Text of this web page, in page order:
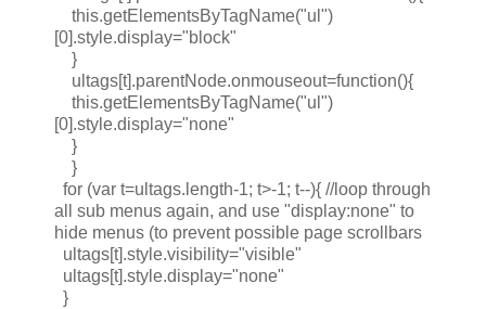
this.getElementsByTagName("ul")
[0].style.display="block"
}
ultags[t].parentNode.onmouseout=function(){
this.getElementsByTagName("ul")
[0].style.display="none"
}
}
for (var t=ultags.length-1; t>-1; t--){ //loop through
all sub menus again, and use "display:none" to
hide menus (to prevent possible page scrollbars
ultags[t].style.visibility="visible"
ultags[t].style.display="none"
}